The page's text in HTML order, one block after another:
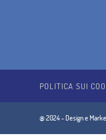
POLITICA SUI
@ 2024 - Design e